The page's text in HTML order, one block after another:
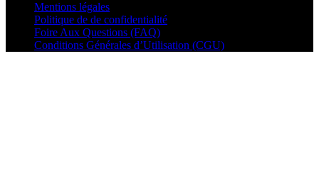
Mentions légales
Politique de de confidentialité
Foire Aux Questions (FAQ)
Conditions Générales d’Utilisation (CGU)